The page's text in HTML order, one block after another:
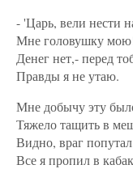
- 'Царь, вели нести
Мне головушку
Денег нет,- перед
Правды я не утаю.
Мне добычу эту
Тяжело тащить в
Видно, враг
Все я пропил в